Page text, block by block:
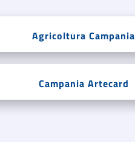
Agricoltura Campania
Campania Artecard